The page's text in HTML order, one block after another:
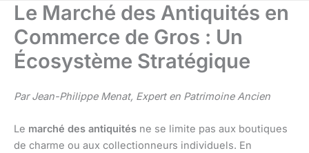
Le Marché des Antiquités en
Commerce de Gros : Un
Écosystème Stratégique
Par Jean-Philippe Menat, Expert en Patrimoine Ancien
Le marché des antiquités ne se limite pas aux boutiques
de charme ou aux collectionneurs individuels. En